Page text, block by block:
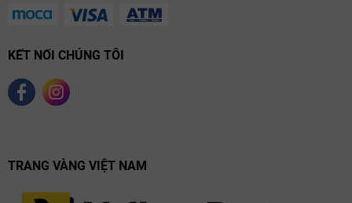
Gợi Ý Món Ăn Kết Hợp Tavernello Organico
Bianco Terre Siciliane
Rượu vang Ý
Rau củ nướng
KẾT NỐI CHÚNG TÔI
TRANG VÀNG VIỆT NAM